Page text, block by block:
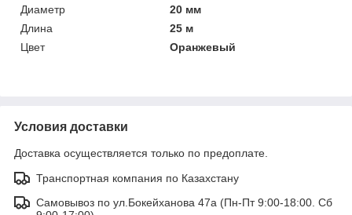
Диаметр
20 мм
Длина
25 м
Цвет
Оранжевый
Условия доставки
Доставка осуществляется только по предоплате.
Транспортная компания по Казахстану
Самовывоз по ул.Бокейханова 47а (Пн-Пт 9:00-18:00. Сб